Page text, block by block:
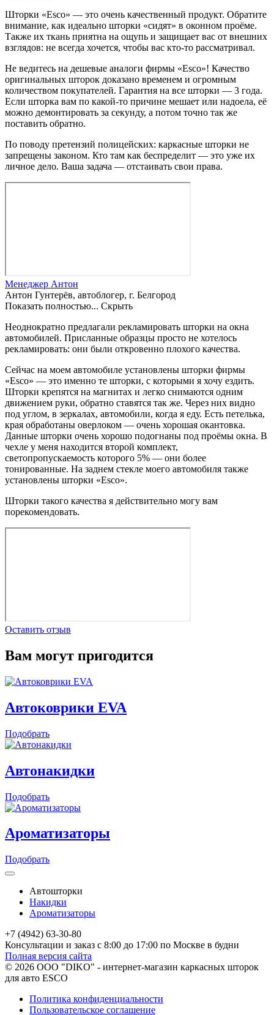
Шторки «Esco» — это очень качественный продукт. Обратите
внимание, как идеально шторки «сидят» в оконном проёме.
Также их ткань приятна на ощупь и защищает вас от внешних
взглядов: не всегда хочется, чтобы вас кто-то рассматривал.
Не ведитесь на дешевые аналоги фирмы «Esco»! Качество
оригинальных шторок доказано временем и огромным
количеством покупателей. Гарантия на все шторки — 3 года.
Если шторка вам по какой-то причине мешает или надоела, её
можно демонтировать за секунду, а потом точно так же
поставить обратно.
По поводу претензий полицейских: каркасные шторки не
запрещены законом. Кто там как беспределит — это уже их
личное дело. Ваша задача — отстаивать свои права.
Менеджер Антон
Антон Гунтерёв, автоблогер, г. Белгород
Показать полностью... Скрыть
Неоднократно предлагали рекламировать шторки на окна
автомобилей. Присланные образцы просто не хотелось
рекламировать: они были откровенно плохого качества.
Сейчас на моем автомобиле установлены шторки фирмы
«Esco» — это именно те шторки, с которыми я хочу ездить.
Шторки крепятся на магнитах и легко снимаются одним
движением руки, обратно ставятся так же. Через них видно
под углом, в зеркалах, автомобили, когда я еду. Есть петелька,
края обработаны оверлоком — очень хорошая окантовка.
Данные шторки очень хорошо подогнаны под проёмы окна. В
чехле у меня находится второй комплект,
светопропускаемость которого 5% — они более
тонированные. На заднем стекле моего автомобиля также
установлены шторки «Esco».
Шторки такого качества я действительно могу вам
порекомендовать.
Оставить отзыв
Вам могут пригодится
Автоковрики EVA
Подобрать
Автонакидки
Подобрать
Ароматизаторы
Подобрать
Автошторки
Накидки
Ароматизаторы
+7 (4942) 63-30-80
Консультации и заказ с 8:00 до 17:00 по Москве в будни
Полная версия сайта
© 2026 ООО "DIKO" - интернет-магазин каркасных шторок
для авто ESCO
Политика конфиденциальности
Пользовательское соглашение